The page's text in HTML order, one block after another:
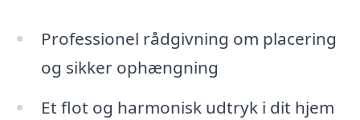
Professionel rådgivning om placering
og sikker ophængning
Et flot og harmonisk udtryk i dit hjem